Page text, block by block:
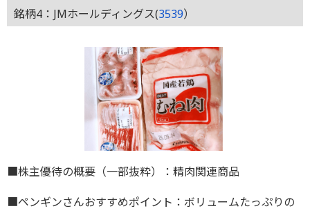
銘柄4：JMホールディングス(3539）
■株主優待の概要（一部抜粋）：精肉関連商品
■ペンギンさんおすすめポイント：ボリュームたっぷりの